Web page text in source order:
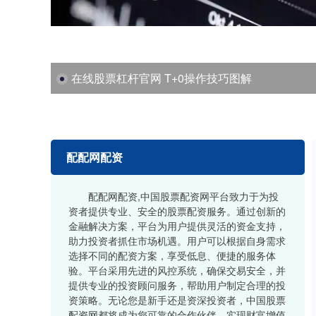
在线股票杠杆官网 T+0操作技巧图解
配配网配资
配配网配资,中国股票配资网平台致力于为投
资者提供专业、安全的股票配资服务。通过创新的
金融解决方案，平台为用户提供灵活的资金支持，
助力投资者抓住市场机遇。用户可以根据自身需求
选择不同的配资方案，享受低息、便捷的服务体
验。平台采用先进的风控系统，确保交易安全，并
提供专业的投资顾问服务，帮助用户制定合理的投
资策略。无论您是新手还是资深投资者，中国股票